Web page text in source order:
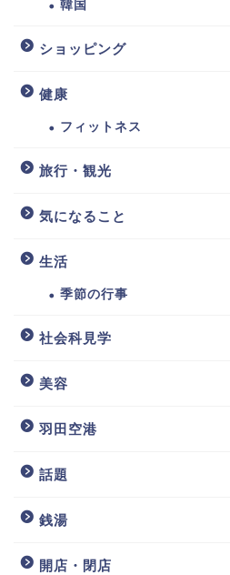
韓国
ショッピング
健康
フィットネス
旅行・観光
気になること
生活
季節の行事
社会科見学
美容
羽田空港
話題
銭湯
開店・閉店